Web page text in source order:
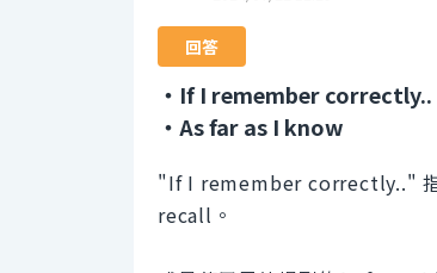
回答
・If I remember correctly..
・As far as I know
"If I remember correctly.." 指
recall。